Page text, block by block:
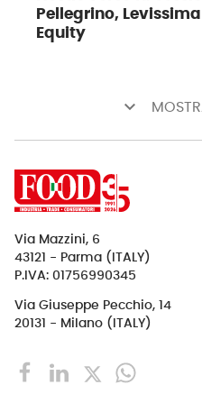
Pellegrino,
Equity
keyboard_arrow_down
Via Mazzini, 6
43121 - Parma (ITALY)
P.IVA: 01756990345
Via Giuseppe Pecchio, 14
20131 - Milano (ITALY)